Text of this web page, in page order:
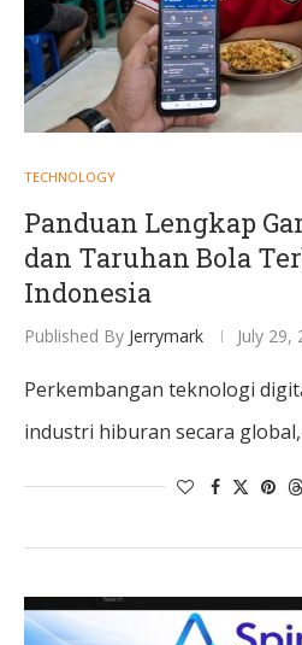
TECHNOLOGY
Panduan Lengkap
dan Taruhan Bola
Indonesia
Published By Jerrymark July 29,
Perkembangan teknologi
industri hiburan secara